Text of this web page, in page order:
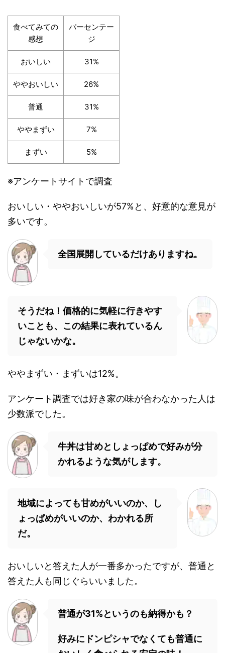
食べてみての
感想
パーセンテー
ジ
おいしい 31%
ややおいしい 26%
普通 31%
ややまずい 7%
まずい 5%
※アンケートサイトで調査
おいしい・ややおいしいが57%と、好意的な意見が
多いです。
全国展開しているだけありますね。
そうだね！価格的に気軽に行きやす
いことも、この結果に表れているん
じゃないかな。
ややまずい・まずいは12%。
アンケート調査では好き家の味が合わなかった人は
少数派でした。
牛丼は甘めとしょっぱめで好みが分
かれるような気がします。
地域によっても甘めがいいのか、し
ょっぱめがいいのか、わかれる所
だ。
おいしいと答えた人が一番多かったですが、普通と
答えた人も同じぐらいいました。
普通が31%というのも納得かも？
好みにドンピシャでなくても普通に